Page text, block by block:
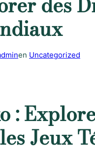
en Uncategorized
:
Jeux